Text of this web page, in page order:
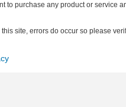
to purchase any product or service
site, errors do occur so please